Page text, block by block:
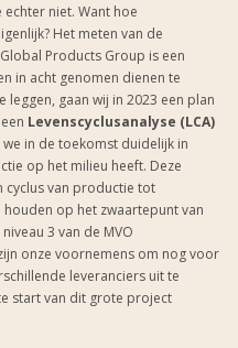
niet. Want hoe
Het meten van de
Products Group is een
in acht genomen dienen te
gaan wij in 2023 een plan
Levenscyclusanalyse (LCA)
in de toekomst duidelijk in
op het milieu heeft. Deze
cyclus van productie tot
op het zwaartepunt van
3 van de MVO
onze voornemens om nog voor
leveranciers uit te
start van dit grote project